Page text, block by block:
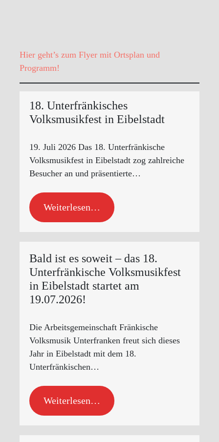
Hier geht’s zum Flyer mit Ortsplan und
Programm!
18. Unterfränkisches
Volksmusikfest in Eibelstadt
19. Juli 2026 Das 18. Unterfränkische
Volksmusikfest in Eibelstadt zog zahlreiche
Besucher an und präsentierte…
Weiterlesen…
Bald ist es soweit – das 18.
Unterfränkische Volksmusikfest
in Eibelstadt startet am
19.07.2026!
Die Arbeitsgemeinschaft Fränkische
Volksmusik Unterfranken freut sich dieses
Jahr in Eibelstadt mit dem 18.
Unterfränkischen…
Weiterlesen…